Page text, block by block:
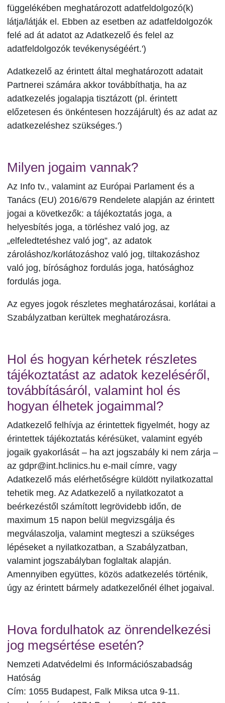
függelékében meghatározott adatfeldolgozó(k)
látja/látják el. Ebben az esetben az adatfeldolgozók
felé ad át adatot az Adatkezelő és felel az
adatfeldolgozók tevékenységéért.')
Adatkezelő az érintett által meghatározott adatait
Partnerei számára akkor továbbíthatja, ha az
adatkezelés jogalapja tisztázott (pl. érintett
előzetesen és önkéntesen hozzájárult) és az adat az
adatkezeléshez szükséges.')
Milyen jogaim vannak?
Az Info tv., valamint az Európai Parlament és a
Tanács (EU) 2016/679 Rendelete alapján az érintett
jogai a következők: a tájékoztatás joga, a
helyesbítés joga, a törléshez való jog, az
„elfeledtetéshez való jog”, az adatok
zároláshoz/korlátozáshoz való jog, tiltakozáshoz
való jog, bírósághoz fordulás joga, hatósághoz
fordulás joga.
Az egyes jogok részletes meghatározásai, korlátai a
Szabályzatban kerültek meghatározásra.
Hol és hogyan kérhetek részletes
tájékoztatást az adatok kezeléséről,
továbbításáról, valamint hol és
hogyan élhetek jogaimmal?
Adatkezelő felhívja az érintettek figyelmét, hogy az
érintettek tájékoztatás kérésüket, valamint egyéb
jogaik gyakorlását – ha azt jogszabály ki nem zárja –
az gdpr@int.hclinics.hu e-mail címre, vagy
Adatkezelő más elérhetőségre küldött nyilatkozattal
tehetik meg. Az Adatkezelő a nyilatkozatot a
beérkezéstől számított legrövidebb időn, de
maximum 15 napon belül megvizsgálja és
megválaszolja, valamint megteszi a szükséges
lépéseket a nyilatkozatban, a Szabályzatban,
valamint jogszabályban foglaltak alapján.
Amennyiben együttes, közös adatkezelés történik,
úgy az érintett bármely adatkezelőnél élhet jogaival.
Hova fordulhatok az önrendelkezési
jog megsértése esetén?
Nemzeti Adatvédelmi és Információszabadság
Hatóság
Cím: 1055 Budapest, Falk Miksa utca 9-11.